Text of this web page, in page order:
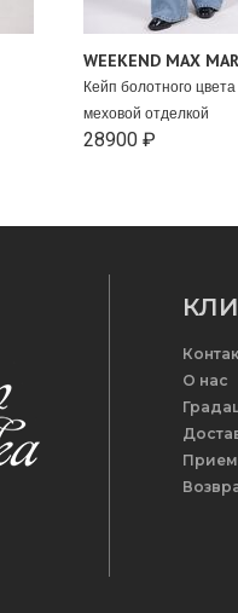
WEEKEND MAX
Кейп болотного цвета
меховой отделкой
28900 ₽
О нас